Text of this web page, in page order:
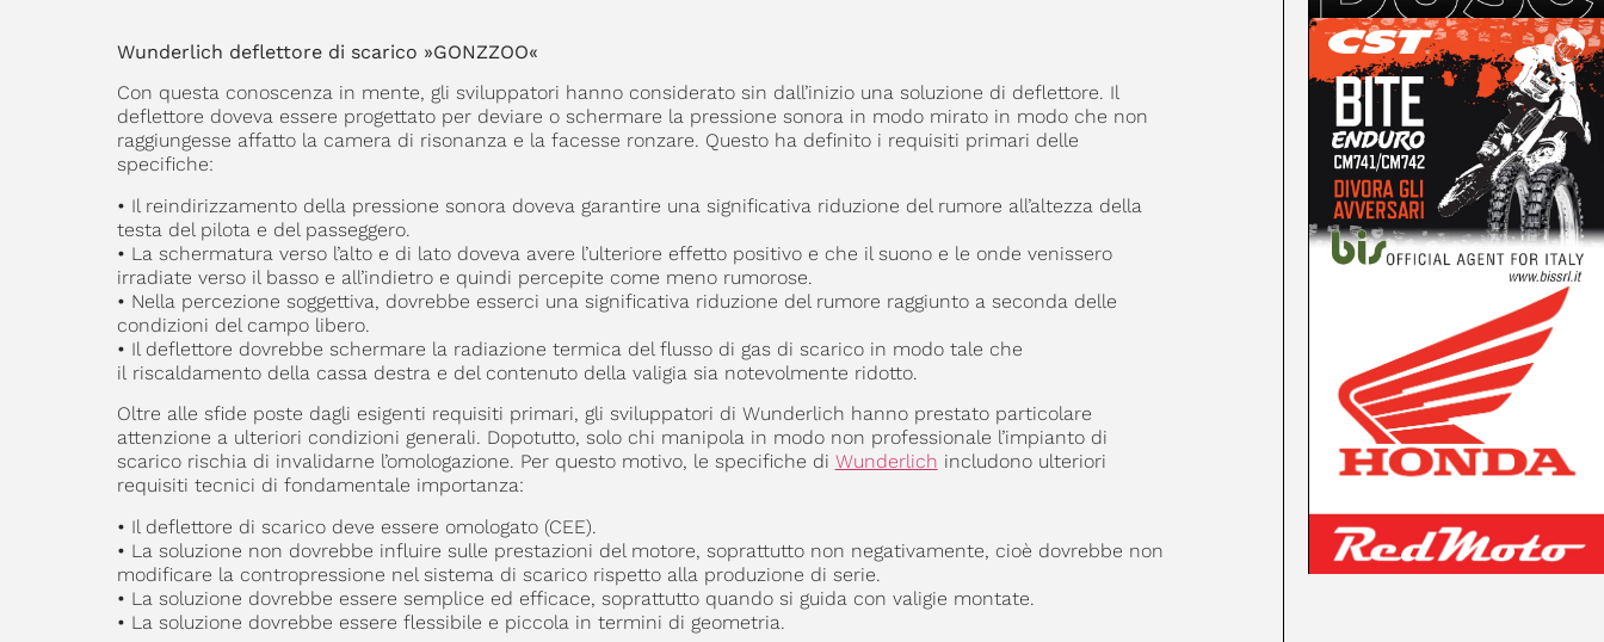
Wunderlich deflettore di scarico »GONZZOO«
Con questa conoscenza in mente, gli sviluppatori hanno considerato sin dall’inizio una soluzione di deflettore. Il
deflettore doveva essere progettato per deviare o schermare la pressione sonora in modo mirato in modo che non
raggiungesse affatto la camera di risonanza e la facesse ronzare. Questo ha definito i requisiti primari delle
specifiche:
• Il reindirizzamento della pressione sonora doveva garantire una significativa riduzione del rumore all’altezza della
testa del pilota e del passeggero.
• La schermatura verso l’alto e di lato doveva avere l’ulteriore effetto positivo e che il suono e le onde venissero
irradiate verso il basso e all’indietro e quindi percepite come meno rumorose.
• Nella percezione soggettiva, dovrebbe esserci una significativa riduzione del rumore raggiunto a seconda delle
condizioni del campo libero.
• Il deflettore dovrebbe schermare la radiazione termica del flusso di gas di scarico in modo tale che
il riscaldamento della cassa destra e del contenuto della valigia sia notevolmente ridotto.
Oltre alle sfide poste dagli esigenti requisiti primari, gli sviluppatori di Wunderlich hanno prestato particolare
attenzione a ulteriori condizioni generali. Dopotutto, solo chi manipola in modo non professionale l’impianto di
scarico rischia di invalidarne l’omologazione. Per questo motivo, le specifiche di Wunderlich includono ulteriori
requisiti tecnici di fondamentale importanza:
• Il deflettore di scarico deve essere omologato (CEE).
• La soluzione non dovrebbe influire sulle prestazioni del motore, soprattutto non negativamente, cioè dovrebbe non
modificare la contropressione nel sistema di scarico rispetto alla produzione di serie.
• La soluzione dovrebbe essere semplice ed efficace, soprattutto quando si guida con valigie montate.
• La soluzione dovrebbe essere flessibile e piccola in termini di geometria.